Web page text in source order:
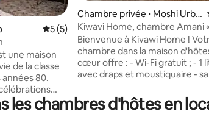
: 4,57 sur 5
Évaluation moyenne sur la base de 5
5 (5)
une maison
de la classe
80.
l'habitation
des
Chambre privée ⋅ Moshi Urba
n
Kiwavi Home, chambre Amani
Bienvenue à Kivawi Home !
chambre dans la maison
cœur offre : - Wi-Fi gratuit ; - 1
avec draps et moustiquaire -
Dans la maison d'hôtes, vous
- une cuisine entièrement
les chambres d'hôtes en